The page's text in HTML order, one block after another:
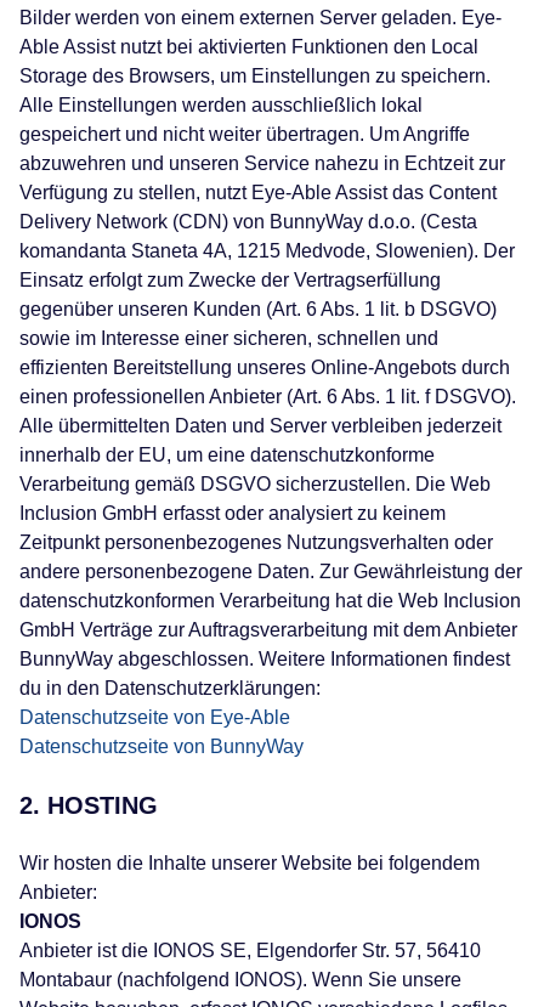
Bilder werden von einem externen Server geladen. Eye-
Able Assist nutzt bei aktivierten Funktionen den Local
Storage des Browsers, um Einstellungen zu speichern.
Alle Einstellungen werden ausschließlich lokal
gespeichert und nicht weiter übertragen. Um Angriffe
abzuwehren und unseren Service nahezu in Echtzeit zur
Verfügung zu stellen, nutzt Eye-Able Assist das Content
Delivery Network (CDN) von BunnyWay d.o.o. (Cesta
komandanta Staneta 4A, 1215 Medvode, Slowenien). Der
Einsatz erfolgt zum Zwecke der Vertragserfüllung
gegenüber unseren Kunden (Art. 6 Abs. 1 lit. b DSGVO)
sowie im Interesse einer sicheren, schnellen und
effizienten Bereitstellung unseres Online-Angebots durch
einen professionellen Anbieter (Art. 6 Abs. 1 lit. f DSGVO).
Alle übermittelten Daten und Server verbleiben jederzeit
innerhalb der EU, um eine datenschutzkonforme
Verarbeitung gemäß DSGVO sicherzustellen. Die Web
Inclusion GmbH erfasst oder analysiert zu keinem
Zeitpunkt personenbezogenes Nutzungsverhalten oder
andere personenbezogene Daten. Zur Gewährleistung der
datenschutzkonformen Verarbeitung hat die Web Inclusion
GmbH Verträge zur Auftragsverarbeitung mit dem Anbieter
BunnyWay abgeschlossen. Weitere Informationen findest
du in den Datenschutzerklärungen:
Datenschutzseite von Eye-Able
Datenschutzseite von BunnyWay
2. HOSTING
Wir hosten die Inhalte unserer Website bei folgendem
Anbieter:
IONOS
Anbieter ist die IONOS SE, Elgendorfer Str. 57, 56410
Montabaur (nachfolgend IONOS). Wenn Sie unsere